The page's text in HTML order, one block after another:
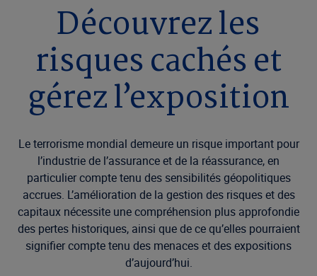
Découvrez les
risques cachés et
gérez l’exposition
Le terrorisme mondial demeure un risque important pour
l’industrie de l’assurance et de la réassurance, en
particulier compte tenu des sensibilités géopolitiques
accrues. L’amélioration de la gestion des risques et des
capitaux nécessite une compréhension plus approfondie
des pertes historiques, ainsi que de ce qu’elles pourraient
signifier compte tenu des menaces et des expositions
d’aujourd’hui.